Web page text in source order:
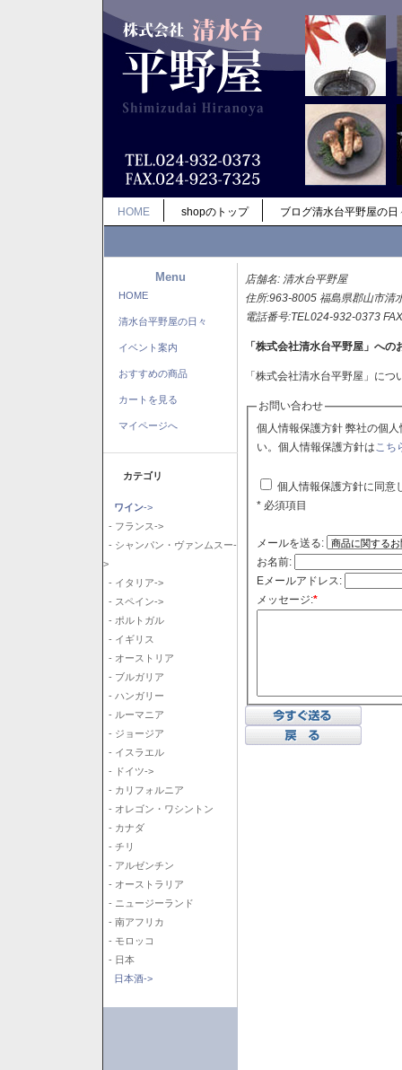
HOME shopのトップ ブログ清水台平野屋の日
Menu
HOME
清水台平野屋の日々
イベント案内
おすすめの商品
カートを見る
マイページへ
カテゴリ
ワイン->
- フランス->
- シャンパン・ヴァンムスー-
>
- イタリア->
- スペイン->
- ポルトガル
- イギリス
- オーストリア
- ブルガリア
- ハンガリー
- ルーマニア
- ジョージア
- イスラエル
- ドイツ->
- カリフォルニア
- オレゴン・ワシントン
- カナダ
- チリ
- アルゼンチン
- オーストラリア
- ニュージーランド
- 南アフリカ
- モロッコ
- 日本
日本酒->
店舗名: 清水台平野屋
住所:963-8005 福島県郡山市清
電話番号:TEL024-932-0373
「株式会社清水台平野屋」への
「株式会社清水台平野屋」に
お問い合わせ
個人情報保護方針 弊社の個人情報保護方針に同意される場合はチェックボックスをクリックしてくださ
い。個人情報保護方針はこち
個人情報保護方針に同意
* 必須項目
メールを送る:
お名前:
Eメールアドレス:
メッセージ:*